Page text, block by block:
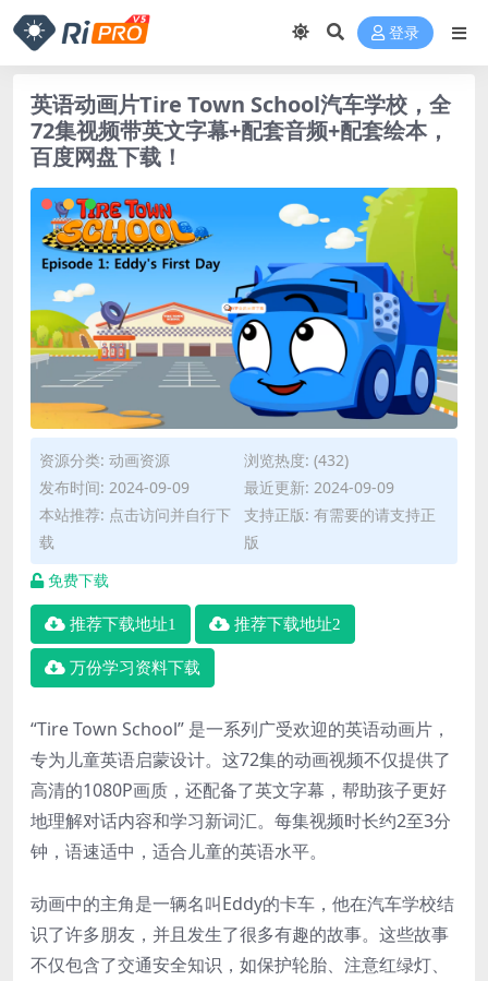
登录
英语动画片Tire Town School汽车学校，全
72集视频带英文字幕+配套音频+配套绘本，
百度网盘下载！
资源分类: 动画资源
浏览热度: (432)
发布时间: 2024-09-09
最近更新: 2024-09-09
本站推荐: 点击访问并自行下
载
支持正版: 有需要的请支持正
版
免费下载
推荐下载地址1 推荐下载地址2
万份学习资料下载
“Tire Town School” 是一系列广受欢迎的英语动画片，
专为儿童英语启蒙设计。这72集的动画视频不仅提供了
高清的1080P画质，还配备了英文字幕，帮助孩子更好
地理解对话内容和学习新词汇。每集视频时长约2至3分
钟，语速适中，适合儿童的英语水平。
动画中的主角是一辆名叫Eddy的卡车，他在汽车学校结
识了许多朋友，并且发生了很多有趣的故事。这些故事
不仅包含了交通安全知识，如保护轮胎、注意红绿灯、